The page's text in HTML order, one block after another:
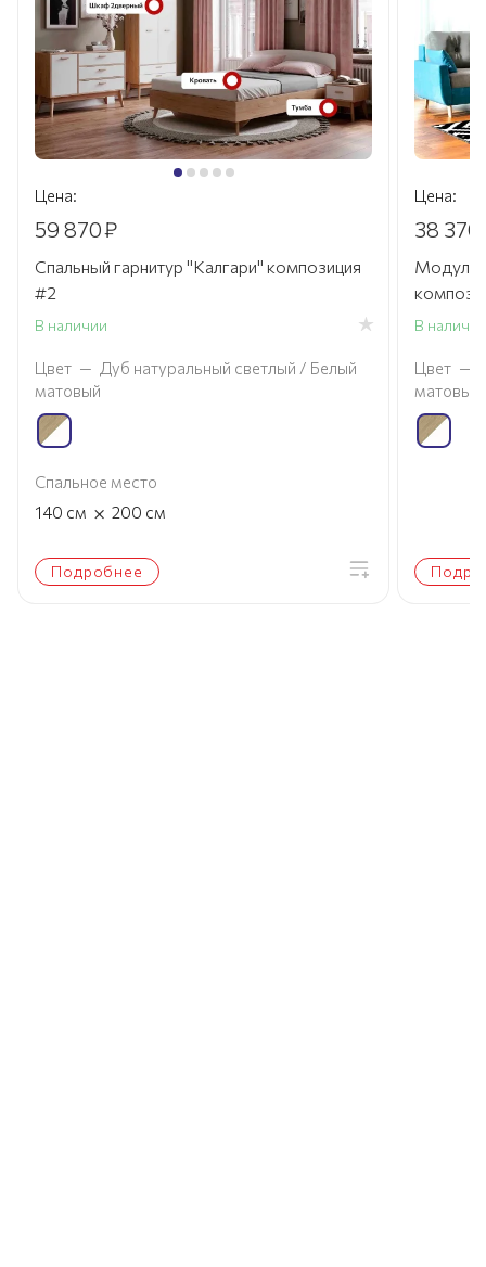
Цена:
59 870₽
Спальный гарнитур "Калгари" композиция
#2
В наличии
Цвет — Дуб натуральный светлый / Белый
матовый
Спальное место
140 см × 200 см
Подробнее
Цена:
38 370
В наличии
Цвет —
матовый